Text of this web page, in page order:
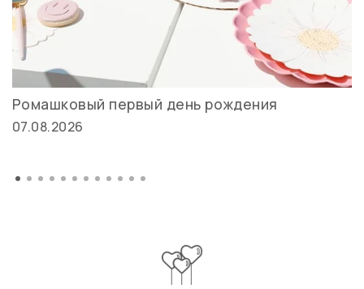
Ромашковый первый день рождения
07.08.2026